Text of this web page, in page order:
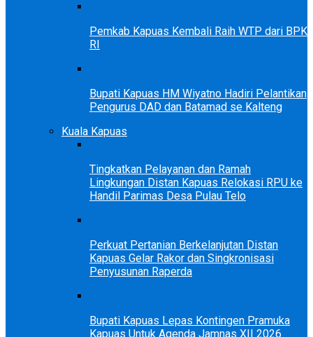
Pemkab Kapuas Kembali Raih WTP dari BPK
RI
Bupati Kapuas HM Wiyatno Hadiri Pelantikan
Pengurus DAD dan Batamad se Kalteng
Kuala Kapuas
Tingkatkan Pelayanan dan Ramah
Lingkungan Distan Kapuas Relokasi RPU ke
Handil Parimas Desa Pulau Telo
Perkuat Pertanian Berkelanjutan Distan
Kapuas Gelar Rakor dan Singkronisasi
Penyusunan Raperda
Bupati Kapuas Lepas Kontingen Pramuka
Kapuas Untuk Agenda Jamnas XII 2026